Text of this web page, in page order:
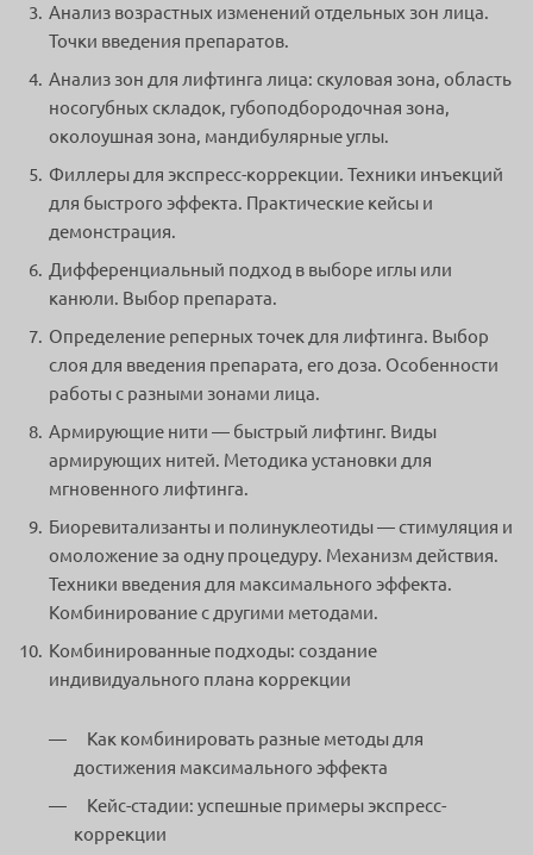
Анализ возрастных изменений отдельных зон лица.
Точки введения препаратов.
Анализ зон для лифтинга лица: скуловая зона, область
носогубных складок, губоподбородочная зона,
околоушная зона, мандибулярные углы.
Филлеры для экспресс-коррекции. Техники инъекций
для быстрого эффекта. Практические кейсы и
демонстрация.
Дифференциальный подход в выборе иглы или
канюли. Выбор препарата.
Определение реперных точек для лифтинга. Выбор
слоя для введения препарата, его доза. Особенности
работы с разными зонами лица.
Армирующие нити — быстрый лифтинг. Виды
армирующих нитей. Методика установки для
мгновенного лифтинга.
Биоревитализанты и полинуклеотиды — стимуляция и
омоложение за одну процедуру. Механизм действия.
Техники введения для максимального эффекта.
Комбинирование с другими методами.
Комбинированные подходы: создание
индивидуального плана коррекции
Как комбинировать разные методы для
достижения максимального эффекта
Кейс-стадии: успешные примеры экспресс-
коррекции